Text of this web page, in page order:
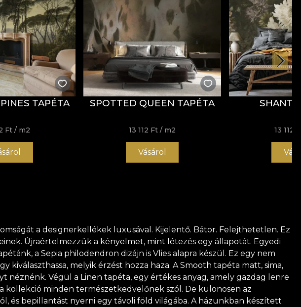
TAPÉTA
Ft / m2
SPOTTED QUEEN TAPÉTA
13 112 Ft / m2
Vásárol
SHANTI
13 112
a designerkellékek luxusával. Kijelentő. Bátor. Felejthetetlen. Ez
Újraértelmezzük a kényelmet, mint létezés egy állapotát. Egyedi
a Sepia philodendron dizájn is Vlies alapra készül. Ez egy nem
melyik érzést hozza haza. A Smooth tapéta matt, sima,
Végül a Linen tapéta, egy értékes anyag, amely gazdag lenre
kollekció minden természetkedvelőnek szól. De különösen az
és bepillantást nyerni egy távoli föld világába. A házunkban készített